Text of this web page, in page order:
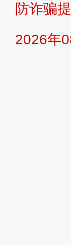
提交说
防诈骗
2026年